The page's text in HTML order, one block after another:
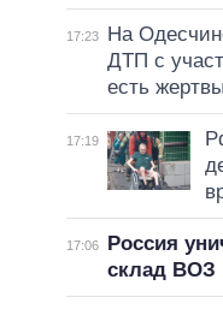
17:23
На
ДТП с
есть
17:19
17:06
Россия
склад ВОЗ